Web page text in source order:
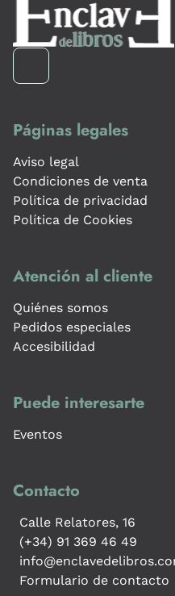
Páginas legales
Aviso legal
Condiciones de venta
Política de privacidad
Política de Cookies
Atención al cliente
Quiénes somos
Pedidos especiales
Accesibilidad
Puede interesarte
Eventos
Contacto
Calle Relatores, 16
(+34) 91 369 46 49
Formulario de contacto